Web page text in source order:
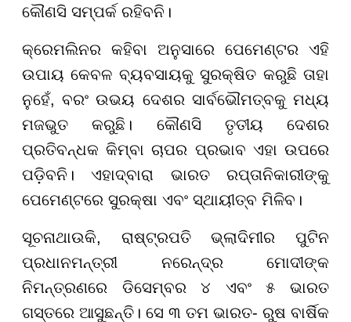
କୌଣସି ସମ୍ପର୍କ ରହିବନି।
କ୍ରେମଲିନର କହିବା ଅନୁସାରେ ପେମେଣ୍ଟର ଏହି
ଉପାୟ କେବଳ ବ୍ୟବସାୟକୁ ସୁରକ୍ଷିତ କରୁଛି ତାହା
ନୁହେଁ, ବରଂ ଉଭୟ ଦେଶର ସାର୍ବଭୌମତ୍ବକୁ ମଧ୍ୟ
ମଜଭୁତ କରୁଛି। କୌଣସି ତୃତୀୟ ଦେଶର
ପ୍ରତିବନ୍ଧକ କିମ୍ବା ଚାପର ପ୍ରଭାବ ଏହା ଉପରେ
ପଡ଼ିବନି। ଏହାଦ୍ବାରା ଭାରତ ରପ୍ତାନିକାରୀଙ୍କୁ
ପେମେଣ୍ଟରେ ସୁରକ୍ଷା ଏବଂ ସ୍ଥାୟୀତ୍ବ ମିଳିବ।
ସୂଚନାଥାଉକି, ରାଷ୍ଟ୍ରପତି ଭ୍ଲାଦିମୀର ପୁଟିନ
ପ୍ରଧାନମନ୍ତ୍ରୀ ନରେନ୍ଦ୍ର ମୋଦୀଙ୍କ
ନିମନ୍ତ୍ରଣରେ ଡିସେମ୍ବର ୪ ଏବଂ ୫ ଭାରତ
ଗସ୍ତରେ ଆସୁଛନ୍ତି। ସେ ୩ ତମ ଭାରତ- ରୁଷ ବାର୍ଷିକ